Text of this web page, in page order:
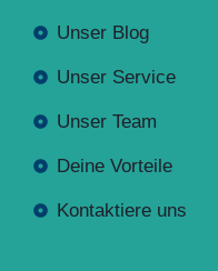
Unser Blog
Unser Service
Unser Team
Deine Vorteile
Kontaktiere uns